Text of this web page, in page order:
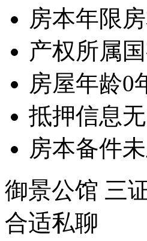
房本年限
产权所属
房屋年龄0
抵押信息无
房本备件
御景公馆 三
合适私聊